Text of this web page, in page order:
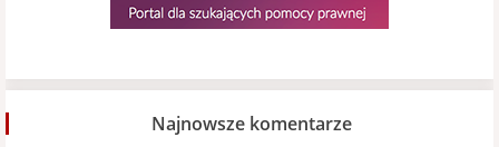
Najnowsze komentarze